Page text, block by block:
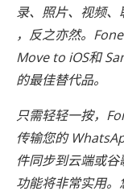
录、照片、视频
，反之亦然。
Move to iOS和
的最佳替代品。
只需轻轻一按，
传输您的
件同步到云端或
功能将非常实用